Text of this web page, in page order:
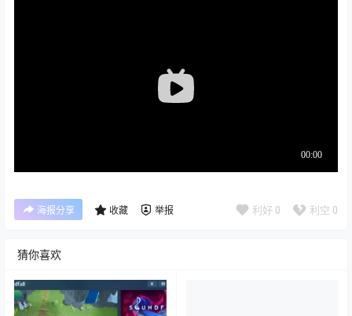
海报分享 收藏 举报 利好 0 利空 0
猜你喜欢